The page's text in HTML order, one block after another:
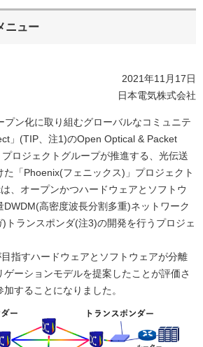
ニュー
2021年11月17日
日本電気株式会社
プン化に取り組むグローバルなコミュニテ
」(TIP、注1)のOpen Optical & Packet
ロジェクトグループが推進する、光伝送
「Phoenix(フェニックス)」プロジェクト
、オープンかつハードウェアとソフトウ
DWDM(高密度波長分割多重)ネットワーク
トランスポンダ(注3)の開発を行うプロジェ
指すハードウェアとソフトウェアが分離
ゲーションモデルを提案したことが評価さ
することになりました。